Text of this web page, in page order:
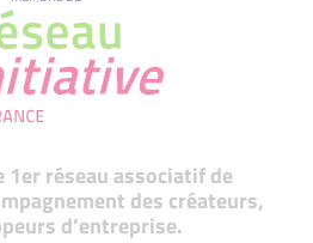
réseau associatif de
des créateurs,
d’entreprise.